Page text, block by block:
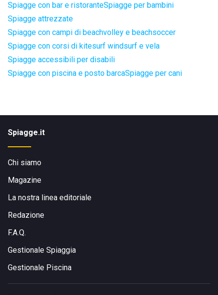
Spiagge con bar e ristoranteSpiagge per bambini
Spiagge attrezzate
Spiagge con campi di beachvolley e beachsoccer
Spiagge con corsi di kitesurf windsurf e vela
Spiagge accessibili per disabili
Spiagge con piscina e posto barcaSpiagge per cani
Spiagge.it
Chi siamo
Magazine
La nostra linea editoriale
Redazione
F.A.Q.
Gestionale Spiaggia
Gestionale Piscina